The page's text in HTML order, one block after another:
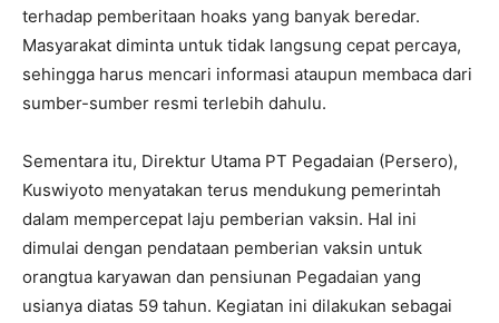
terhadap pemberitaan hoaks yang banyak beredar.
Masyarakat diminta untuk tidak langsung cepat percaya,
sehingga harus mencari informasi ataupun membaca dari
sumber-sumber resmi terlebih dahulu.
Sementara itu, Direktur Utama PT Pegadaian (Persero),
Kuswiyoto menyatakan terus mendukung pemerintah
dalam mempercepat laju pemberian vaksin. Hal ini
dimulai dengan pendataan pemberian vaksin untuk
orangtua karyawan dan pensiunan Pegadaian yang
usianya diatas 59 tahun. Kegiatan ini dilakukan sebagai